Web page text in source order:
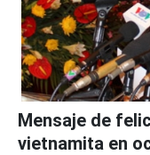
Mensaje de
vietnamita en